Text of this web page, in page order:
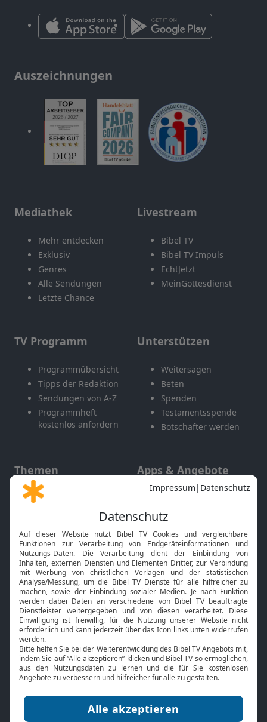
Auszeichnungen
Mediathek
Mehr entdecken
Exklusiv
Genres
Alle Sendungen
Letzte Chance
Livestream
Bibel TV
Bibel TV Impuls
EchtJetzt
MeinGottesdienst
TV Programm
Programmübersicht
Tipps der Redaktion
Sendungen von A-Z
Programmheft
kostenlos anfordern
Unterstützen
Weitersagen
Beten
Spenden
Testamentsspende
Botschafter werden
Themen
Gott und Bibel erklärt
Neuigkeiten
Apps & Angebote
Mobile App
Smart TV
HbbTV
Bibelthek Online-Bibel
Nächster Gottesdienst
Bibel TV
Über uns
Jobs
Mediadaten
Service
Kontakt
TV-Empfang